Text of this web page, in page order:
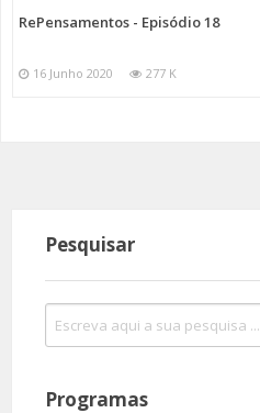
RePensamentos - Episódio 18
16 Junho 2020 277 K
Pesquisar
Programas